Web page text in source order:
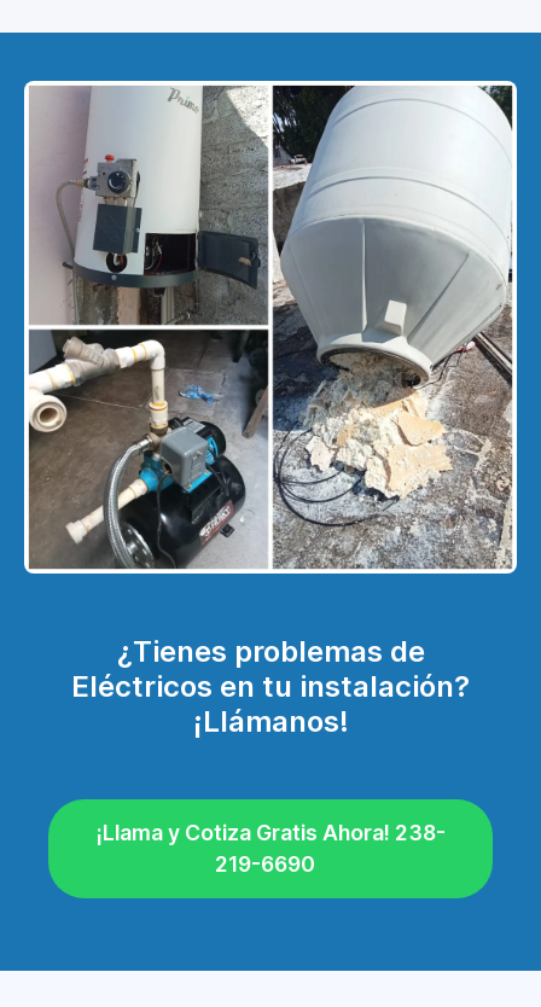
¿Tienes problemas de
Eléctricos en tu instalación?
¡Llámanos!
¡Llama y Cotiza Gratis Ahora! 238-
219-6690